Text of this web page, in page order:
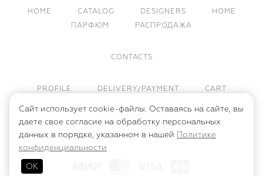
HOME CATALOG DESIGNERS
HOME
ПАРФЮМ
РАСПРОДАЖА
CONTACTS
PROFILE DELIVERY/PAYMENT CART
ПУБЛИЧНАЯ ОФЕРТА
ПОЛИТИКА КОНФИДЕНЦИАЛЬНОСТИ
Сайт использует cookie-файлы. Оставаясь на сайте, вы
даете свое согласие на обработку персональных
данных в порядке, указанном в нашей Политике
конфиденциальности
ОК